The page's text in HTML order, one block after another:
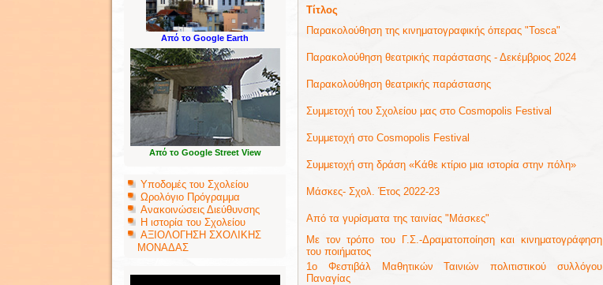
Από το Google Earth
Από το Google Street View
Υποδομές του Σχολείου
Ωρολόγιο Πρόγραμμα
Ανακοινώσεις Διεύθυνσης
Η ιστορία του Σχολείου
ΑΞΙΟΛΟΓΗΣΗ ΣΧΟΛΙΚΗΣ
ΜΟΝΑΔΑΣ
Τίτλος
Παρακολούθηση της κινηματογραφικής όπερας "Tosca"
Παρακολούθηση θεατρικής παράστασης - Δεκέμβριος 2024
Παρακολούθηση θεατρικής παράστασης
Συμμετοχή του Σχολείου μας στο Cosmopolis Festival
Συμμετοχή στο Cosmopolis Festival
Συμμετοχή στη δράση «Κάθε κτίριο μια ιστορία στην πόλη»
Μάσκες- Σχολ. Έτος 2022-23
Από τα γυρίσματα της ταινίας "Μάσκες"
Με τον τρόπο του Γ.Σ.-Δραματοποίηση και κινηματογράφηση
του ποιήματος
1ο Φεστιβάλ Μαθητικών Ταινιών πολιτιστικού συλλόγου
Παναγίας